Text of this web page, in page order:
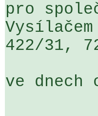
pro
Vysílačem
422/31,
ve